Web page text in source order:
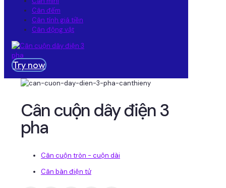
Cân đếm
Cân tính giá tiền
Cân động vật
Try now
Cân cuộn dây điện 3
pha
Cân cuộn tròn - cuộn dài
Cân bàn điện tử